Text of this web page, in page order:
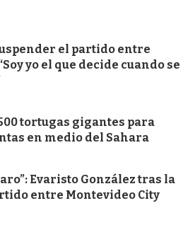
el partido entre
yo el que decide cuando se
tortugas gigantes para
en medio del Sahara
Evaristo González tras la
entre Montevideo City